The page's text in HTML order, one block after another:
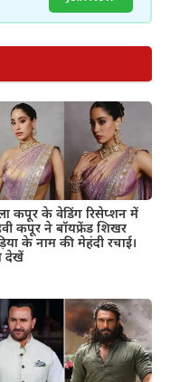
कपूर के वेडिंग रिसेप्शन में
कपूर ने बॉयफ्रेंड शिखर
के नाम की मेहंदी रचाई।
देखें